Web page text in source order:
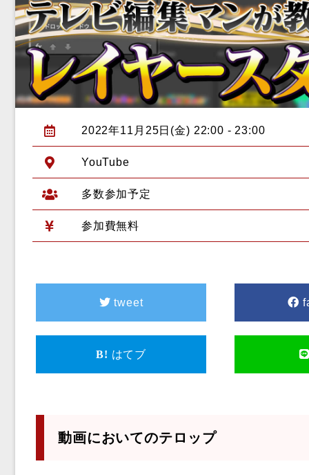
2022年11月25日(金) 22:00 - 23:00
YouTube
多数参加予定
参加費無料
tweet
はてブ
動画においてのテロップ